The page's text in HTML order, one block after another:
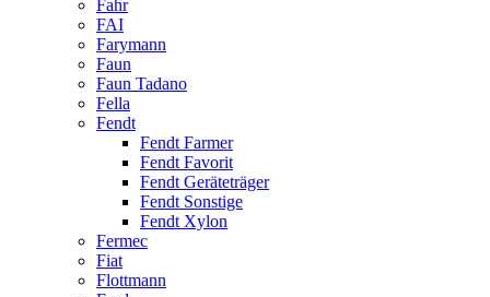
Fahr
FAI
Farymann
Faun
Faun Tadano
Fella
Fendt
Fendt Farmer
Fendt Favorit
Fendt Geräteträger
Fendt Sonstige
Fendt Xylon
Fermec
Fiat
Flottmann